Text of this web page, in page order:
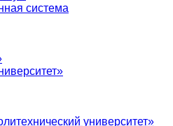
система
университет»